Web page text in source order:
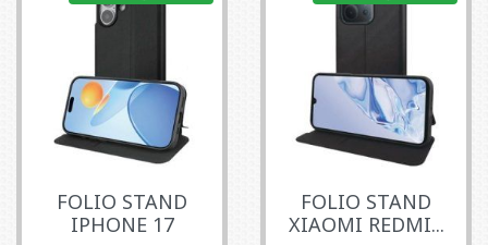
FOLIO STAND
IPHONE 17
FOLIO STAND
XIAOMI REDMI...